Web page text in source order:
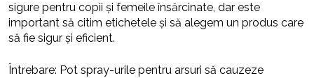
sigure pentru copii și femeile însărcinate, dar este
important să citim etichetele și să alegem un produs care
să fie sigur și eficient.
Întrebare: Pot spray-urile pentru arsuri să cauzeze